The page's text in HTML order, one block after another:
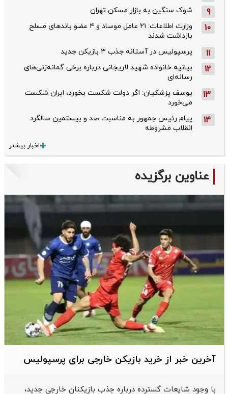
9 شوک سنگین به بازار مسکن تهران
10
وزارت اطلاعات: ۲۱ عامل موساد و ۴ عضو باندهای مسلح
بازداشت شدند
11 پرسپولیس در آستانه جذب ۳ بازیکن جدید
12
بیانیه خانواده شهید لاریجانی درباره برخی گمانه‌زنی‌های
رسانه‌ای
13
یوسف پزشکیان: اگر دولت شکست بخورد، ایران شکست
می‌خورد
14
پیام رئیس جمهور به مناسبت صد و بیستمین سالگرد
انقلاب مشروطه
اخبار بیشتر
عناوین برگزیده
آخرین خبر از خرید بازیکن خارجی برای پرسپولیس
با وجود شایعات گسترده درباره جذب بازیکنان خارجی جدید،